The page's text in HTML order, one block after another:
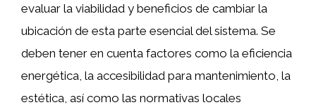
evaluar la viabilidad y beneficios de cambiar la
ubicación de esta parte esencial del sistema. Se
deben tener en cuenta factores como la eficiencia
energética, la accesibilidad para mantenimiento, la
estética, así como las normativas locales